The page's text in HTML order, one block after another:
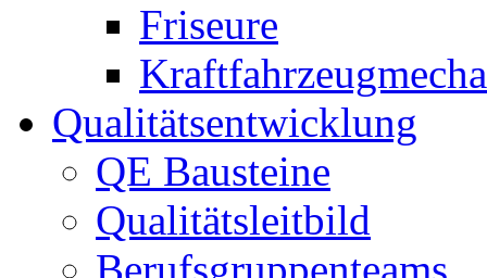
Friseure
Qualitätsentwicklung
QE Bausteine
Qualitätsleitbild